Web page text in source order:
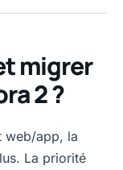
migrer
2 ?
web/app, la
La priorité